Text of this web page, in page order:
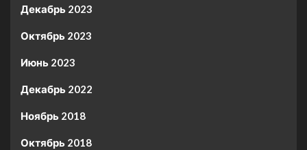
Декабрь 2023
Октябрь 2023
Июнь 2023
Декабрь 2022
Ноябрь 2018
Октябрь 2018